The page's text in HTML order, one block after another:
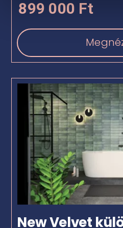
899 000 Ft
New Velvet